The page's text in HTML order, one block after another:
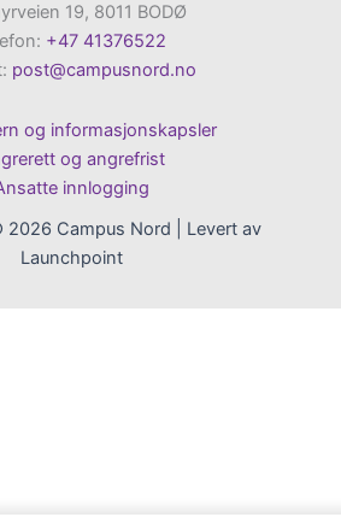
19, 8011 BODØ
+47 41376522
post@campusnord.no
og informasjonskapsler
og angrefrist
innlogging
Campus Nord | Levert av
Launchpoint